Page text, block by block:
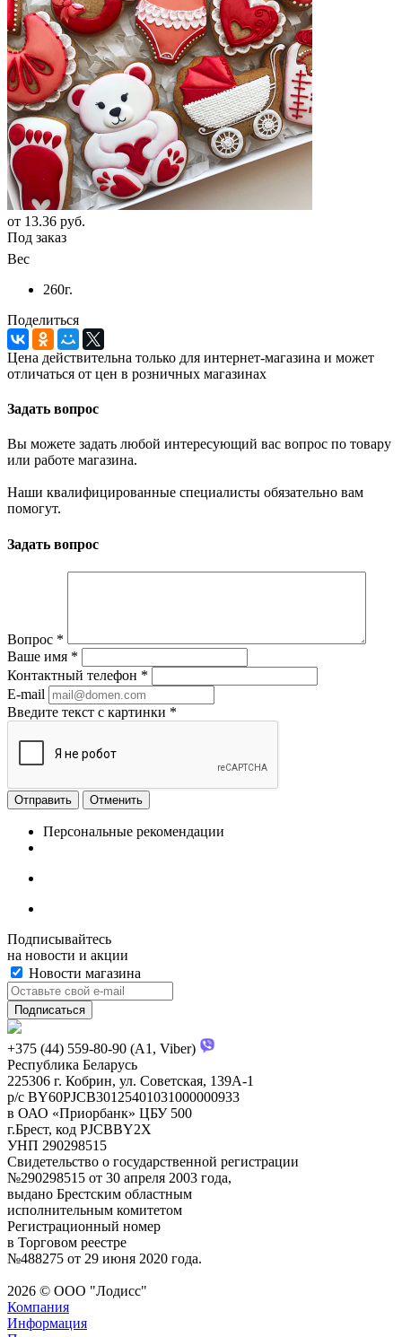
от 13.36 руб.
Под заказ
Вес
260г.
Поделиться
Цена действительна только для интернет-магазина и может
отличаться от цен в розничных магазинах
Задать вопрос
Вы можете задать любой интересующий вас вопрос по товару
или работе магазина.
Наши квалифицированные специалисты обязательно вам
помогут.
Задать вопрос
Вопрос *
Ваше имя *
Контактный телефон *
E-mail
Введите текст с картинки *
Отменить
Персональные рекомендации
Подписывайтесь
на новости и акции
Новости магазина
+375 (44) 559-80-90 (A1, Viber)
Республика Беларусь
225306 г. Кобрин, ул. Советская, 139А-1
р/с BY60PJCB30125401031000000933
в ОАО «Приорбанк» ЦБУ 500
г.Брест, код PJCBBY2X
УНП 290298515
Свидетельство о государственной регистрации
№290298515 от 30 апреля 2003 года,
выдано Брестским областным
исполнительным комитетом
Регистрационный номер
в Торговом реестре
№488275 от 29 июня 2020 года.
2026 © ООО "Лодисс"
Компания
Информация